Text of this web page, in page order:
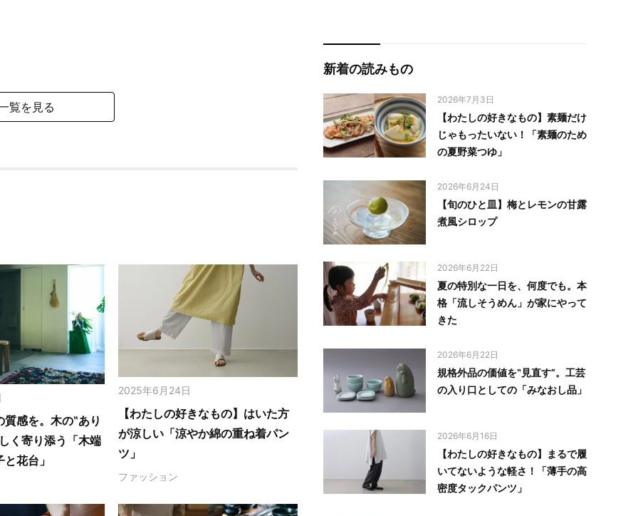
覧を見る
感を。木の‟あり
く寄り添う「木端
花台」
2025年6月24日
【わたしの好きなもの】はいた方
が涼しい「涼やか綿の重ね着パン
ツ」
ファッション
新着の読みもの
2026年7月3日
【わたしの好きなもの】素麺だけ
じゃもったいない！「素麺のため
の夏野菜つゆ」
2026年6月24日
【旬のひと皿】梅とレモンの甘露
煮風シロップ
2026年6月22日
夏の特別な一日を、何度でも。本
格「流しそうめん」が家にやって
きた
2026年6月22日
規格外品の価値を‟見直す”。工芸
の入り口としての「みなおし品」
2026年6月16日
【わたしの好きなもの】まるで履
いてないような軽さ！「薄手の高
密度タックパンツ」